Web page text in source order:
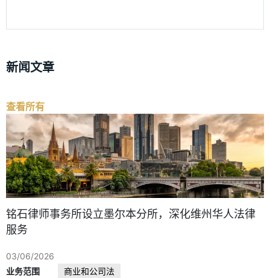
新闻文章
查看所有
铭石律师事务所设立墨尔本分所，深化维州华人法律
服务
03/06/2026
业务范围
商业和公司法